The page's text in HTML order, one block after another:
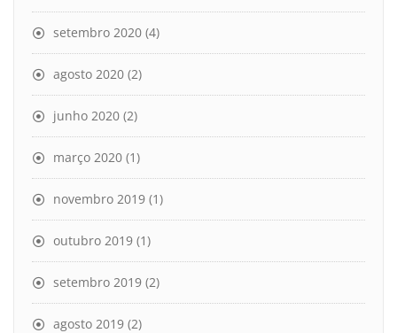
setembro 2020 (4)
agosto 2020 (2)
junho 2020 (2)
março 2020 (1)
novembro 2019 (1)
outubro 2019 (1)
setembro 2019 (2)
agosto 2019 (2)